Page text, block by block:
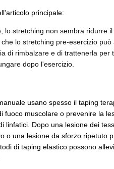
principale:
lo stretching non sembra ridurre
lo stretching pre-esercizio
di rimbalzare e di trattenerla
dopo l'esercizio.
usano spesso il taping
fuoco muscolare o prevenire la
linfatici. Dopo una lesione dei
o una lesione da sforzo ripetuto
di taping elastico possono